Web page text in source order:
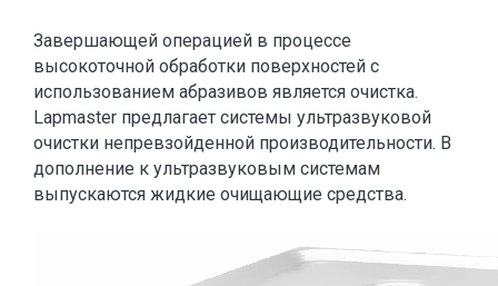
Завершающей операцией в процессе
высокоточной обработки поверхностей с
использованием абразивов является очистка.
Lapmaster предлагает системы ультразвуковой
очистки непревзойденной производительности. В
дополнение к ультразвуковым системам
выпускаются жидкие очищающие средства.